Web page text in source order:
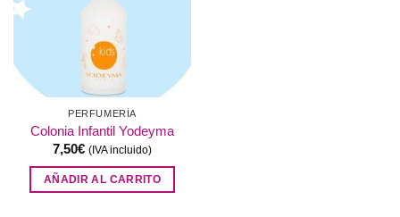
PERFUMERÍA
Colonia Infantil Yodeyma
7,50€ (IVA incluido)
AÑADIR AL CARRITO